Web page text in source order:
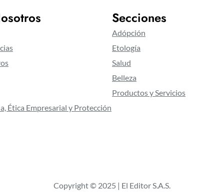
Ética Empresarial y Protección
Secciones
Adópción
Etología
Salud
Belleza
Productos y Servicios
Copyright © 2025 | El Editor S.A.S.